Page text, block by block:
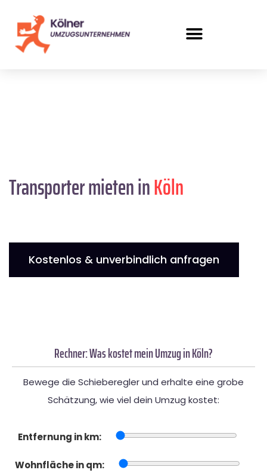
Transporter mieten inKöln
Kostenlos & unverbindlich anfragen
Rechner: Was kostet mein Umzug in Köln?
Bewege die Schieberegler und erhalte eine grobe
Schätzung, wie viel dein Umzug kostet:
Entfernung in km:
Wohnfläche in qm: